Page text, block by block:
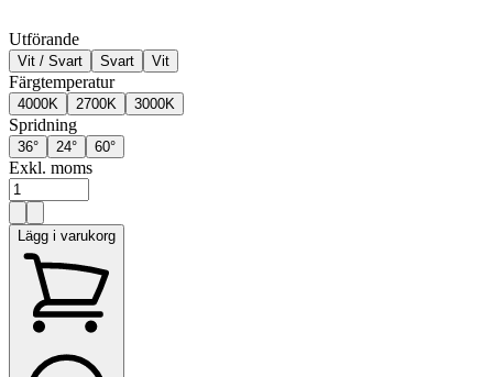
Utförande
Vit / Svart Svart Vit
Färgtemperatur
4000K 2700K 3000K
Spridning
36° 24° 60°
Exkl. moms
Lägg i varukorg